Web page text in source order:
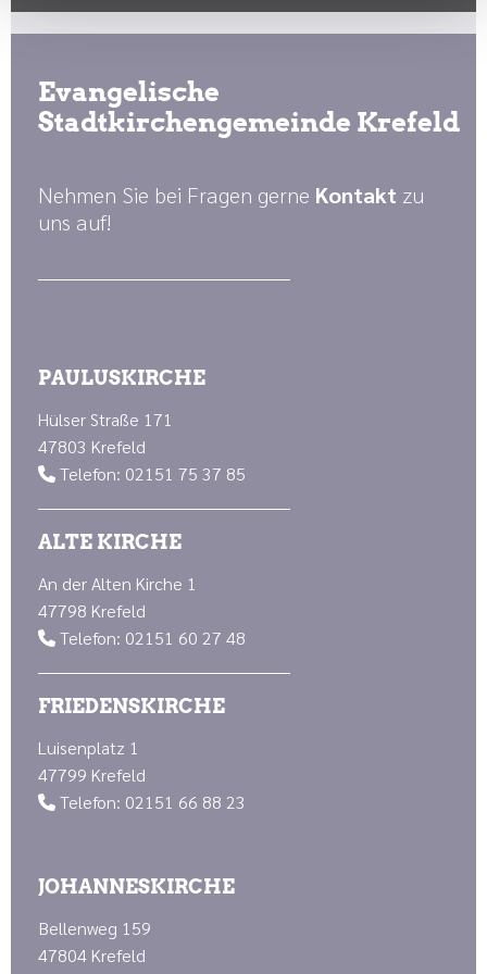
Evangelische
Stadtkirchengemeinde Krefeld
Nehmen Sie bei Fragen gerne Kontakt zu
uns auf!
PAULUSKIRCHE
Hülser Straße 171
47803 Krefeld
 Telefon: 02151 75 37 85
ALTE KIRCHE
An der Alten Kirche 1
47798 Krefeld
 Telefon: 02151 60 27 48
FRIEDENSKIRCHE
Luisenplatz 1
47799 Krefeld
 Telefon: 02151 66 88 23
JOHANNESKIRCHE
Bellenweg 159
47804 Krefeld